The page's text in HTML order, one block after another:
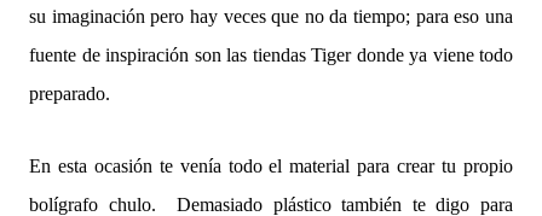
su imaginación pero hay veces que no da tiempo; para eso una
fuente de inspiración son las tiendas Tiger donde ya viene todo
preparado.
En esta ocasión te venía todo el material para crear tu propio
bolígrafo chulo. Demasiado plástico también te digo para